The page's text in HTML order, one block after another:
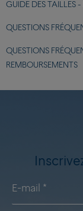
GUIDE DES TAILLES
QUESTIONS
QUESTIONS
REMBOURSEMENTS